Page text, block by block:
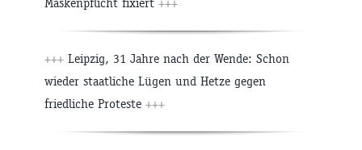
+++ Leipzig, 31 Jahre nach der Wende: Schon
wieder staatliche Lügen und Hetze gegen
friedliche Proteste +++